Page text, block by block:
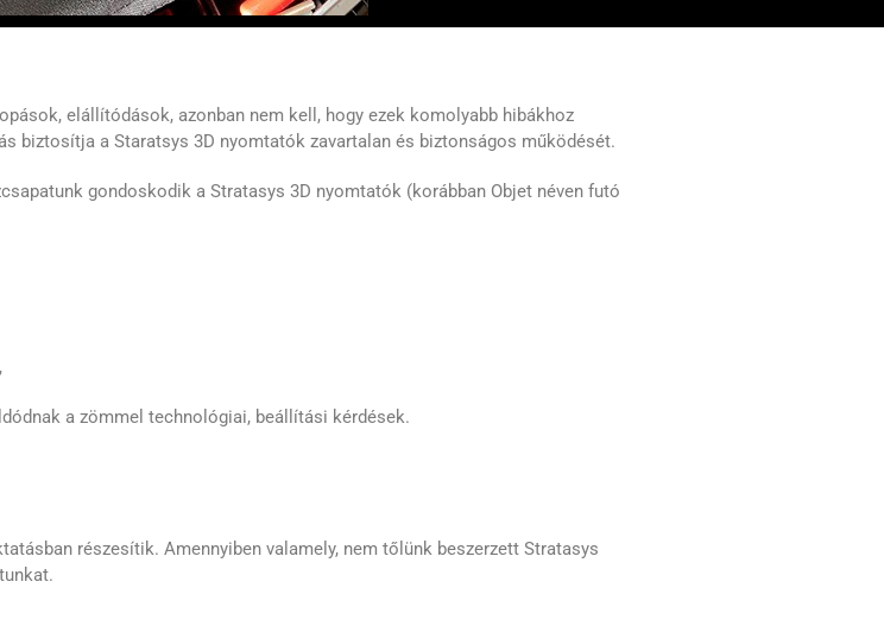
elállítódások, azonban nem kell, hogy ezek komolyabb hibákhoz
biztosítja a Staratsys 3D nyomtatók zavartalan és biztonságos működését.
gondoskodik a Stratasys 3D nyomtatók (korábban Objet néven futó
a zömmel technológiai, beállítási kérdések.
részesítik. Amennyiben valamely, nem tőlünk beszerzett Stratasys